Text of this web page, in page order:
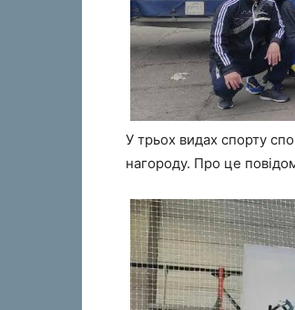
У трьох видах спорту
нагороду. Про це